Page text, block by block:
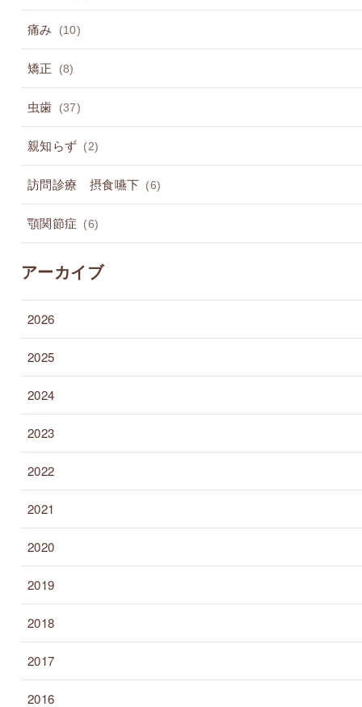
痛み (10)
矯正 (8)
虫歯 (37)
親知らず (2)
訪問診療 摂食嚥下 (6)
顎関節症 (6)
アーカイブ
2026
2025
2024
2023
2022
2021
2020
2019
2018
2017
2016